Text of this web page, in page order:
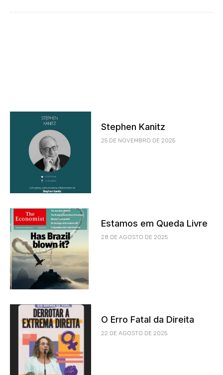
Stephen Kanitz
25 DE NOVEMBRO DE 2025
Estamos em Queda Livre
28 DE AGOSTO DE 2025
O Erro Fatal da Direita
22 DE AGOSTO DE 2025